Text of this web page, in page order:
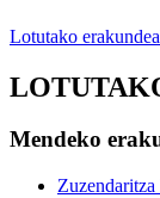
Lotutako
Mendeko
Zuzendaritza